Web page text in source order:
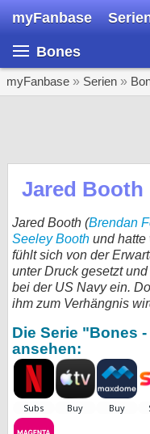
myFanbase
Bones
myFanbase » Serien »
Jared Booth
Jared Booth (Brendan
Seeley Booth und hatte
fühlt sich von der
unter Druck gesetzt
bei der US Navy ein.
ihm zum Verhängnis
Die Serie "Bones
ansehen: